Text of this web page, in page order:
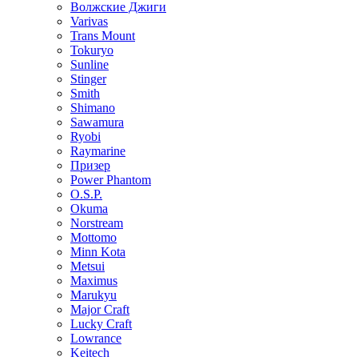
Волжские Джиги
Varivas
Trans Mount
Tokuryo
Sunline
Stinger
Smith
Shimano
Sawamura
Ryobi
Raymarine
Призер
Power Phantom
O.S.P.
Okuma
Norstream
Mottomo
Minn Kota
Metsui
Maximus
Marukyu
Major Craft
Lucky Craft
Lowrance
Keitech